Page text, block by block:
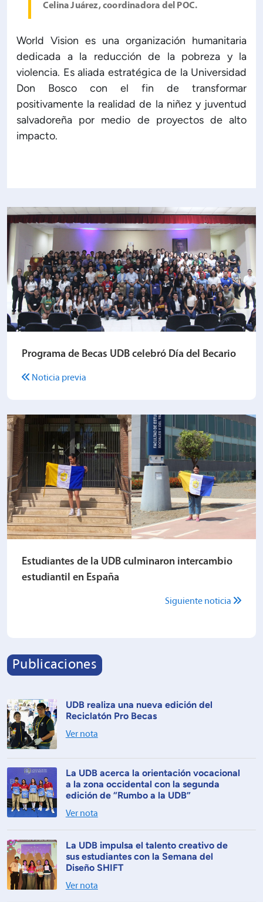
Celina Juárez, coordinadora del POC.
World Vision es una organización humanitaria
dedicada a la reducción de la pobreza y la
violencia. Es aliada estratégica de la Universidad
Don Bosco con el fin de transformar
positivamente la realidad de la niñez y juventud
salvadoreña por medio de proyectos de alto
impacto.
Programa de Becas UDB celebró Día del Becario
Noticia previa
Estudiantes de la UDB culminaron intercambio
estudiantil en España
Siguiente noticia
Publicaciones
UDB realiza una nueva edición del
Reciclatón Pro Becas
Ver nota
La UDB acerca la orientación vocacional
a la zona occidental con la segunda
edición de “Rumbo a la UDB”
Ver nota
La UDB impulsa el talento creativo de
sus estudiantes con la Semana del
Diseño SHIFT
Ver nota